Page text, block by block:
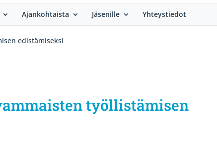
Ajankohtaista Jäsenille Yhteystiedot
edistämiseksi
työllistämisen